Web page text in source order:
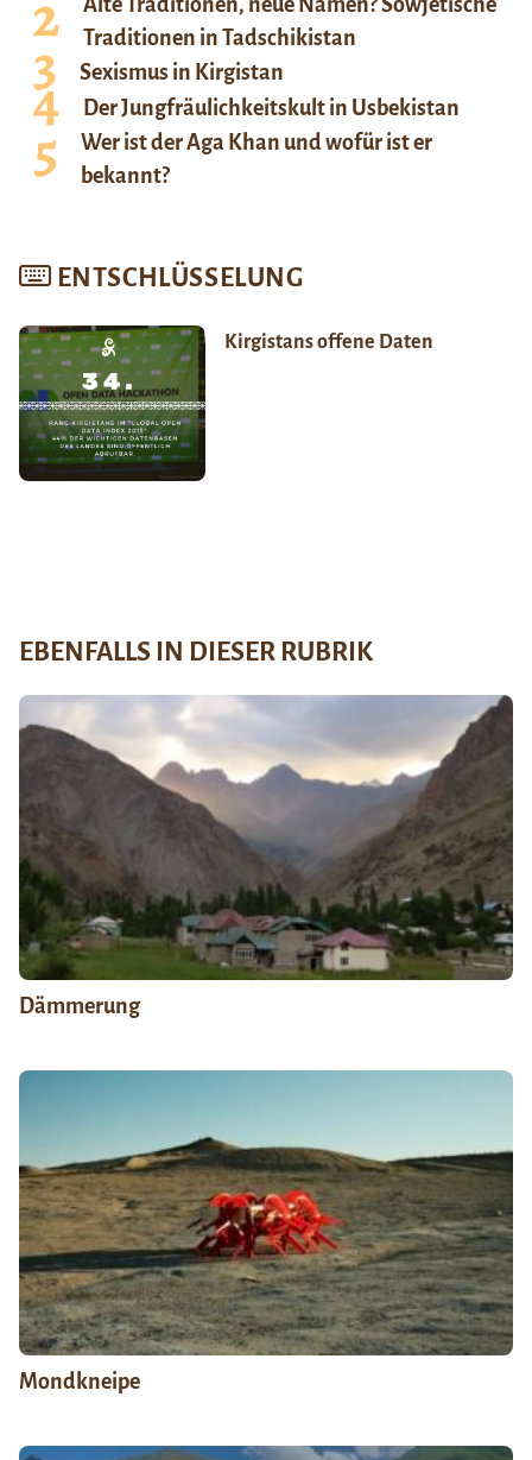
Traditionen in Tadschikistan
Sexismus in Kirgistan
Der Jungfräulichkeitskult in Usbekistan
Wer ist der Aga Khan und wofür ist er
bekannt?
ENTSCHLÜSSELUNG
Kirgistans offene Daten
EBENFALLS IN DIESER RUBRIK
Dämmerung
Mondkneipe